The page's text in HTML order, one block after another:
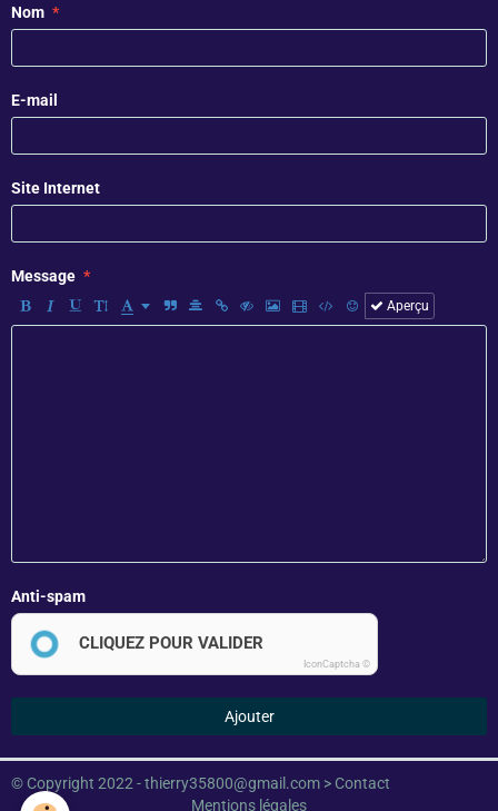
Nom
E-mail
Site Internet
Message
Aperçu
Anti-spam
CLIQUEZ POUR VALIDER
IconCaptcha ©
Ajouter
© Copyright 2022 - thierry35800@gmail.com > Contact
Mentions légales